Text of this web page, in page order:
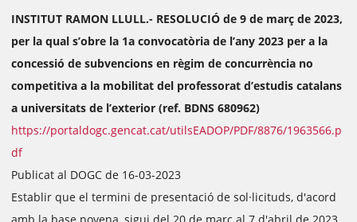
INSTITUT RAMON LLULL.- RESOLUCIÓ de 9 de març de 2023,
per la qual s’obre la 1a convocatòria de l’any 2023 per a la
concessió de subvencions en règim de concurrència no
competitiva a la mobilitat del professorat d’estudis catalans
a universitats de l’exterior (ref. BDNS 680962)
https://portaldogc.gencat.cat/utilsEADOP/PDF/8876/1963566.p
df
Publicat al DOGC de 16-03-2023
Establir que el termini de presentació de sol·licituds, d'acord